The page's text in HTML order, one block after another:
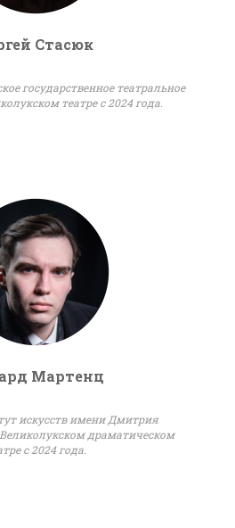
Стасюк
государственное театральное
театре с 2024 года.
Мартенц
искусств имени Дмитрия
Великолукском драматическом
с 2024 года.